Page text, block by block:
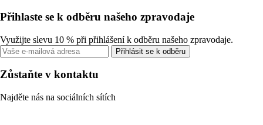
Přihlaste se k odběru našeho zpravodaje
Využijte slevu 10 % při přihlášení k odběru našeho zpravodaje.
Přihlásit se k odběru
Zůstaňte v kontaktu
Najděte nás na sociálních sítích